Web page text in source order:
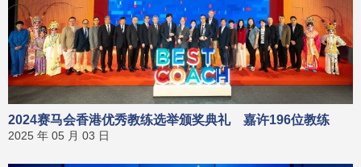
2024赛马会香港优秀教练选举颁奖典礼 嘉许196位教练
2025 年 05 月 03 日